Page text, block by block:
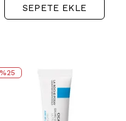
SEPETE EKLE
%25